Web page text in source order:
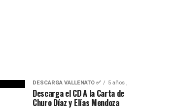
DESCARGA VALLENATO ✅ 5 años ,
Descarga el CD A la Carta de
Churo Díaz y Elías Mendoza